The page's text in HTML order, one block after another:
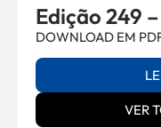
Edição 249
DOWNLOAD EM
VER